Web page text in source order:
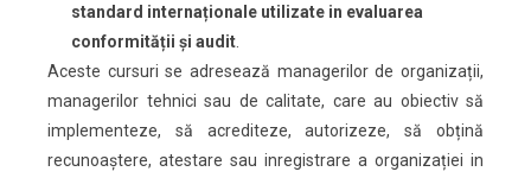
standard internaționale utilizate in evaluarea
conformității și audit
Aceste cursuri se adresează managerilor de organizații,
managerilor tehnici sau de calitate, care au obiectiv să
implementeze, să acrediteze, autorizeze, să obțină
recunoaștere, atestare sau inregistrare a organizației in